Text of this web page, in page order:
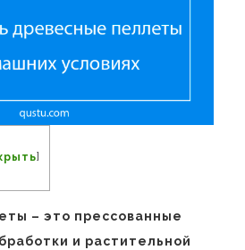
]
– это прессованные
и растительной